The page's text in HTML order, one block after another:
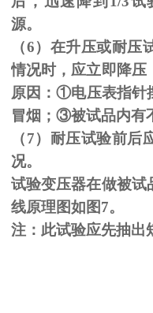
源。
（6）在升压或耐压
情况时，应立即降压
原因：①电压表指针
冒烟； ③被试品内有
（7）耐压试验前后
况。
试验变压器在做被试
线原理图如图7。
注：此试验应先抽出